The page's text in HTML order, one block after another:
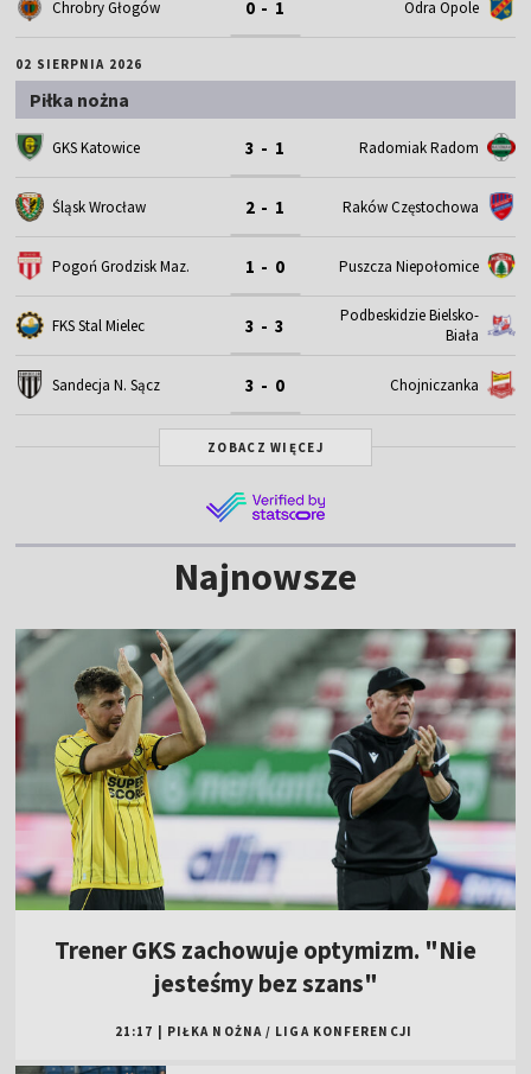
Chrobry Głogów 0 - 1 Odra Opole
02 SIERPNIA 2026
Piłka nożna
GKS Katowice 3 - 1 Radomiak Radom
Śląsk Wrocław 2 - 1 Raków Częstochowa
Pogoń Grodzisk Maz. 1 - 0 Puszcza Niepołomice
FKS Stal Mielec 3 - 3
Podbeskidzie Bielsko-
Biała
Sandecja N. Sącz 3 - 0 Chojniczanka
ZOBACZ WIĘCEJ
Najnowsze
Trener GKS zachowuje optymizm. "Nie
jesteśmy bez szans"
21:17 PIŁKA NOŻNA / LIGA KONFERENCJI